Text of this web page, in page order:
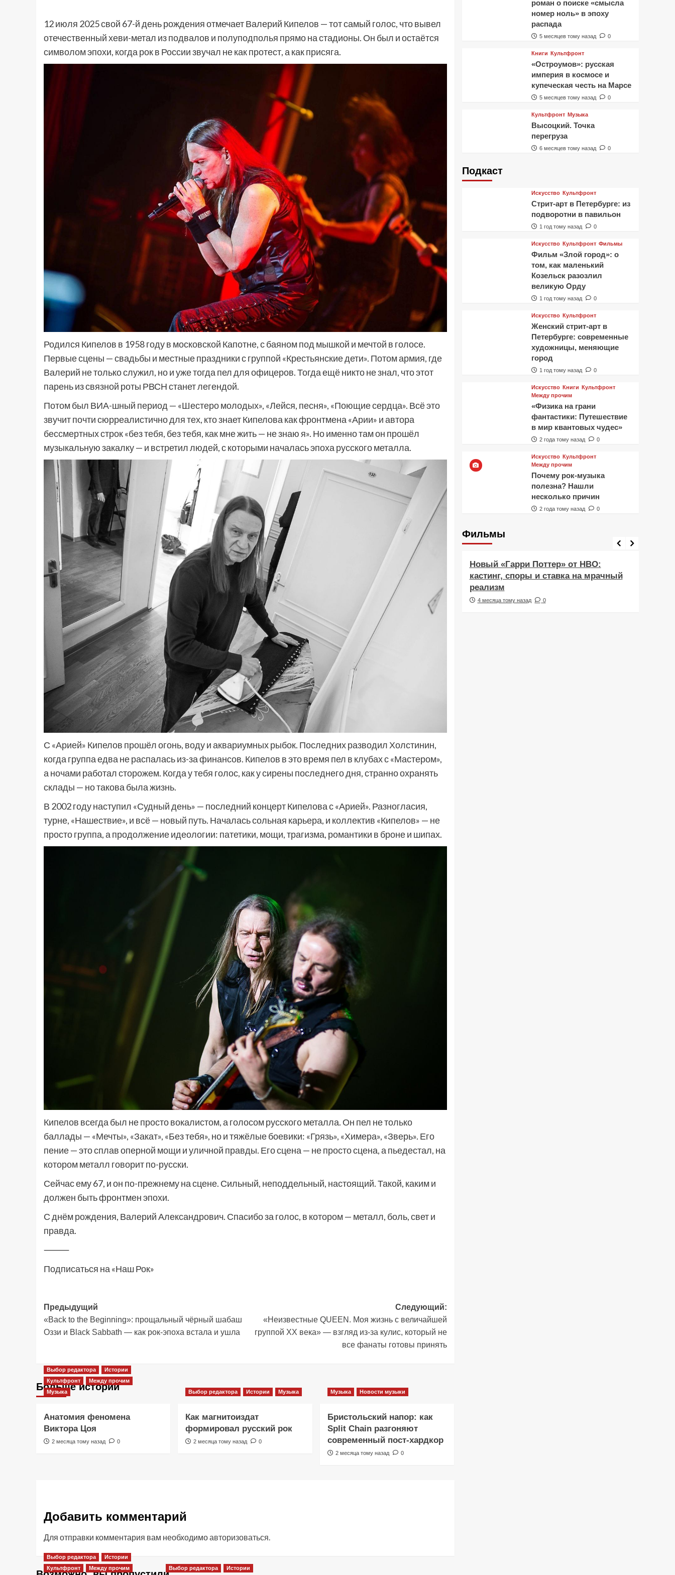
12 июля 2025 свой 67-й день рождения отмечает Валерий Кипелов — тот самый голос, что вывел
отечественный хеви-метал из подвалов и полуподполья прямо на стадионы. Он был и остаётся
символом эпохи, когда рок в России звучал не как протест, а как присяга.
Родился Кипелов в 1958 году в московской Капотне, с баяном под мышкой и мечтой в голосе.
Первые сцены — свадьбы и местные праздники с группой «Крестьянские дети». Потом армия, где
Валерий не только служил, но и уже тогда пел для офицеров. Тогда ещё никто не знал, что этот
парень из связной роты РВСН станет легендой.
Потом был ВИА-шный период — «Шестеро молодых», «Лейся, песня», «Поющие сердца». Всё это
звучит почти сюрреалистично для тех, кто знает Кипелова как фронтмена «Арии» и автора
бессмертных строк «без тебя, без тебя, как мне жить — не знаю я». Но именно там он прошёл
музыкальную закалку — и встретил людей, с которыми началась эпоха русского металла.
С «Арией» Кипелов прошёл огонь, воду и аквариумных рыбок. Последних разводил Холстинин,
когда группа едва не распалась из-за финансов. Кипелов в это время пел в клубах с «Мастером»,
а ночами работал сторожем. Когда у тебя голос, как у сирены последнего дня, странно охранять
склады — но такова была жизнь.
В 2002 году наступил «Судный день» — последний концерт Кипелова с «Арией». Разногласия,
турне, «Нашествие», и всё — новый путь. Началась сольная карьера, и коллектив «Кипелов» — не
просто группа, а продолжение идеологии: патетики, мощи, трагизма, романтики в броне и шипах.
Кипелов всегда был не просто вокалистом, а голосом русского металла. Он пел не только
баллады — «Мечты», «Закат», «Без тебя», но и тяжёлые боевики: «Грязь», «Химера», «Зверь». Его
пение — это сплав оперной мощи и уличной правды. Его сцена — не просто сцена, а пьедестал, на
котором металл говорит по-русски.
Сейчас ему 67, и он по-прежнему на сцене. Сильный, неподдельный, настоящий. Такой, каким и
должен быть фронтмен эпохи.
С днём рождения, Валерий Александрович. Спасибо за голос, в котором — металл, боль, свет и
правда.
⸻
Подписаться на «Наш Рок»
Навигация
записи
Предыдущий
«Back to the Beginning»: прощальный чёрный шабаш
Оззи и Black Sabbath — как рок-эпоха встала и ушла
Следующий:
«Неизвестные QUEEN. Моя жизнь с величайшей
группой XX века» — взгляд из-за кулис, который не
все фанаты готовы принять
Больше историй
Выбор редактора
Истории
Культфронт
Между прочим
Музыка
Анатомия феномена
Виктора Цоя
2 месяца тому назад 0
Выбор редактора Истории Музыка
Как магнитоиздат
формировал русский рок
2 месяца тому назад 0
Музыка Новости музыки
Бристольский напор: как
Split Chain разгоняют
современный пост-хардкор
2 месяца тому назад 0
Добавить комментарий
Для отправки комментария вам необходимоавторизоваться.
роман о поиске «смысла
номер ноль» в эпоху
распада
5 месяцев тому назад 0
Книги Культфронт
«Остроумов»: русская
империя в космосе и
купеческая честь на Марсе
5 месяцев тому назад 0
Культфронт Музыка
Высоцкий. Точка
перегруза
6 месяцев тому назад 0
Подкаст
Искусство Культфронт
Стрит-арт в Петербурге: из
подворотни в павильон
1 год тому назад 0
Искусство Культфронт Фильмы
Фильм «Злой город»: о
том, как маленький
Козельск разозлил
великую Орду
1 год тому назад 0
Искусство Культфронт
Женский стрит-арт в
Петербурге: современные
художницы, меняющие
город
1 год тому назад 0
Искусство Книги Культфронт
Между прочим
«Физика на грани
фантастики: Путешествие
в мир квантовых чудес»
2 года тому назад 0
Искусство Культфронт
Между прочим
Почему рок-музыка
полезна? Нашли
несколько причин
2 года тому назад 0
Фильмы
«Как приручить лису»: триллер,
который охотится не за маньяком, а
за человеческими слабостями
0
Фильмы
Новый «Гарри Поттер» от HBO:
кастинг, споры и ставка на мрачный
реализм
4 месяца тому назад 0
Выбор редактора
Истории
Культфронт
Между прочим Выбор редактора Истории